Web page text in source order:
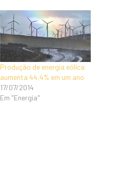
Produção de energia eólica
aumenta 44,4% em um ano
17/07/2014
Em "Energia"